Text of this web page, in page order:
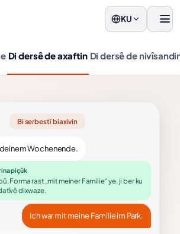
KU
Di dersê de axaftin Di dersê de
Bi serbestî biaxivin
deinem Wochenende.
piçûk
Forma rast „mit meiner Familie“ ye, ji ber ku
dixwaze.
Ich war mit meine Familie im Park.